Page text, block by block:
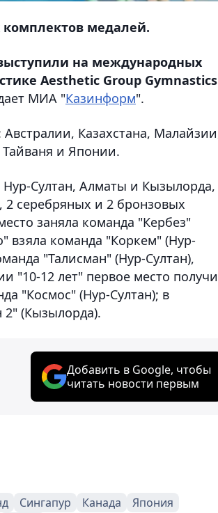
комплектов медалей.
на международных
Aesthetic Group Gymnastics
МИА "Казинформ".
Казахстана,
и Японии.
Султан, Алматы и Кызылорда,
2 серебряных и 2 бронзовых
заняла команда "Кербез"
взяла команда "Коркем" (Нур-
"Талисман" (Нур-Султан),
"10-12 лет" первое место
"Космос" (Нур-Султан); в
2" (Кызылорда).
Добавить в Google, чтобы
читать новости первым
Сингапур Канада
Япония